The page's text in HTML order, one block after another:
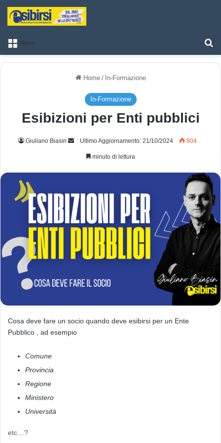
Menu
Home / In-Formazione
In-Formazione
Esibizioni per Enti pubblici
Giuliano Biasin
u
n
'
m
a
l
Ultimo Aggiornamento: 21/10/2024 804
minuto di lettura
Cosa deve fare un socio quando deve esibirsi per un Ente
Pubblico , ad esempio
Comune
Provincia
Regione
Ministero
Università
etc…?